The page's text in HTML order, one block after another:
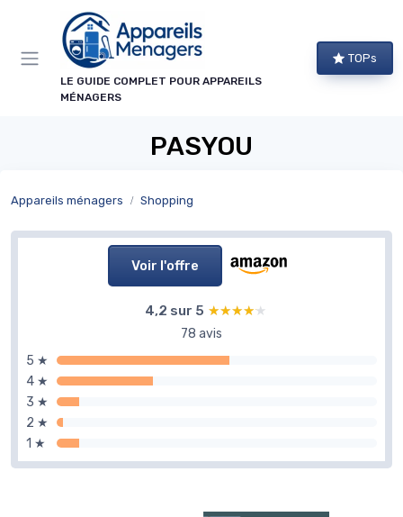
LE GUIDE COMPLET POUR APPAREILS
MÉNAGERS
TOPs
PASYOU
Appareils ménagers Shopping
Voir l'offre
4,2 sur 5 ★★★★★
★★★★★
78 avis
5 ★
4 ★
3 ★
2 ★
1 ★
Panneau de gestion des cookies